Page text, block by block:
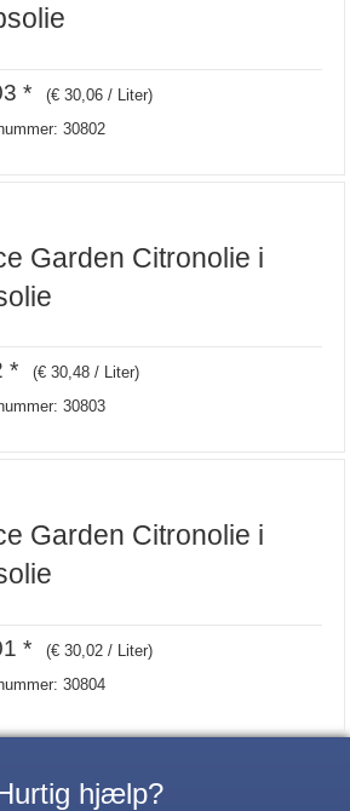
* (€ 30,06 / Liter)
30802
Garden Citronolie i
* (€ 30,48 / Liter)
30803
Garden Citronolie i
* (€ 30,02 / Liter)
30804
hjælp?